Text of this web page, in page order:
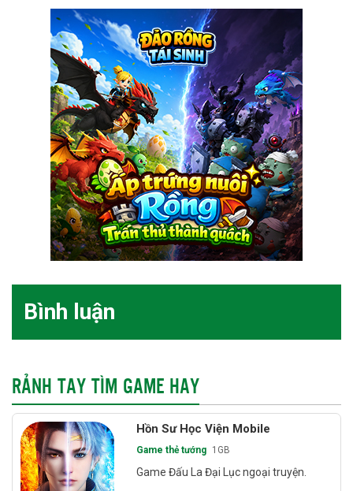
Bình luận
RẢNH TAY TÌM GAME HAY
Hồn Sư Học Viện Mobile
Game thẻ tướng 1GB
Game Đấu La Đại Lục ngoại truyện.